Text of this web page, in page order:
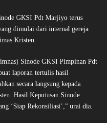
GKSI Pdt Marjiyo terus
dimulai dari internal gereja
Kristen.
Sinode GKSI Pimpinan Pdt
laporan tertulis hasil
secara langsung kepada
Hasil Keputusan Sinode
‘Siap Rekonsiliasi’,” urai dia.